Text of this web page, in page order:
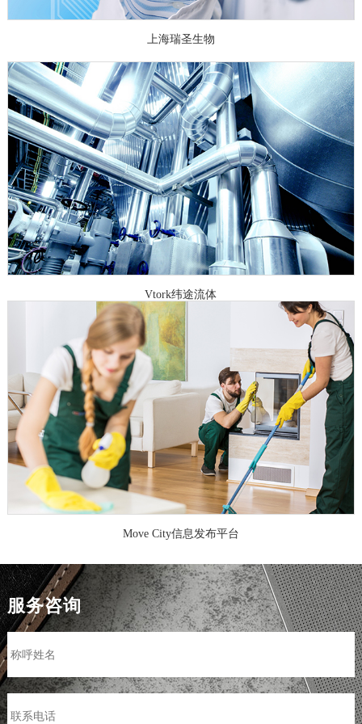
上海瑞圣生物
Vtork纬途流体
Move City信息发布平台
服务咨询